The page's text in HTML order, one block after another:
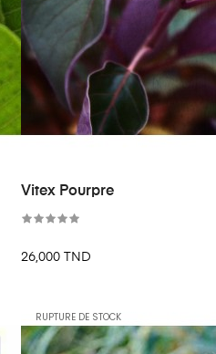
Vitex Pourpre
26,000 TND
RUPTURE DE STOCK